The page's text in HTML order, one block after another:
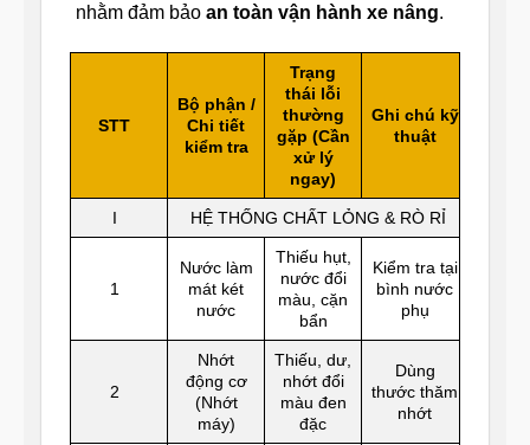
nhằm đảm bảo an toàn vận hành xe nâng.
STT
Bộ phận /
Chi tiết
kiểm tra
Trạng
thái lỗi
thường
gặp (Cần
xử lý
ngay)
Ghi chú kỹ
thuật
I HỆ THỐNG CHẤT LỎNG & RÒ RỈ
1
Nước làm
mát két
nước
Thiếu hụt,
nước đổi
màu, cặn
bẩn
Kiểm tra tại
bình nước
phụ
2
Nhớt
động cơ
(Nhớt
máy)
Thiếu, dư,
nhớt đổi
màu đen
đặc
Dùng
thước thăm
nhớt